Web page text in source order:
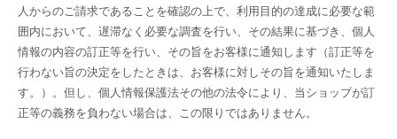
人からのご請求であることを確認の上で、利用目的の達成に必要な範
囲内において、遅滞なく必要な調査を行い、その結果に基づき、個人
情報の内容の訂正等を行い、その旨をお客様に通知します（訂正等を
行わない旨の決定をしたときは、お客様に対しその旨を通知いたしま
す。）。但し、個人情報保護法その他の法令により、当ショップが訂
正等の義務を負わない場合は、この限りではありません。